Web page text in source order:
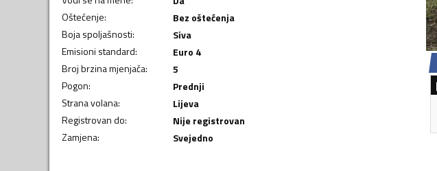
Oštećenje:
Bez oštećenja
Boja spoljašnosti:
Siva
Emisioni standard:
Euro 4
Broj brzina mjenjača:
5
Pogon:
Prednji
Strana volana:
Lijeva
Registrovan do:
Nije registrovan
Zamjena: Svejedno